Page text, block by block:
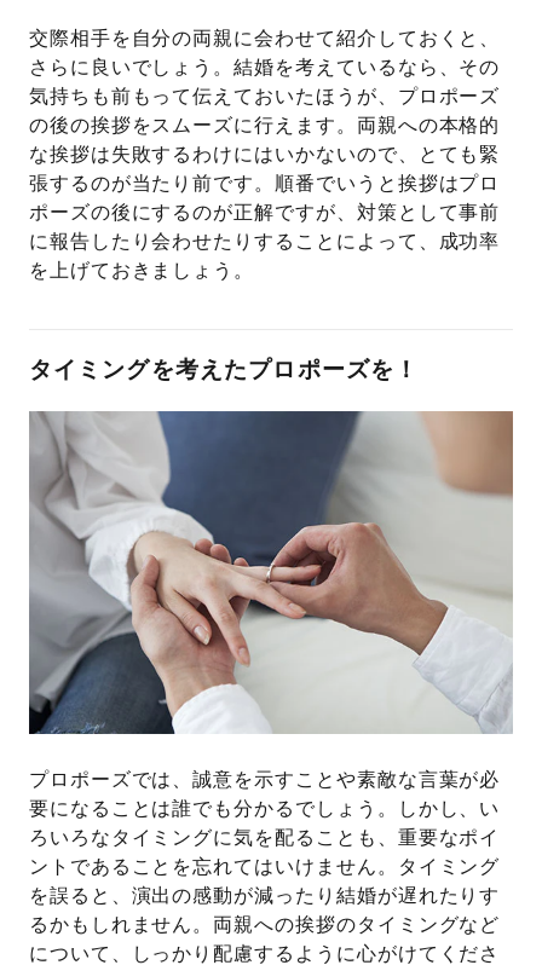
交際相手を自分の両親に会わせて紹介しておくと、
さらに良いでしょう。結婚を考えているなら、その
気持ちも前もって伝えておいたほうが、プロポーズ
の後の挨拶をスムーズに行えます。両親への本格的
な挨拶は失敗するわけにはいかないので、とても緊
張するのが当たり前です。順番でいうと挨拶はプロ
ポーズの後にするのが正解ですが、対策として事前
に報告したり会わせたりすることによって、成功率
を上げておきましょう。
タイミングを考えたプロポーズを！
プロポーズでは、誠意を示すことや素敵な言葉が必
要になることは誰でも分かるでしょう。しかし、い
ろいろなタイミングに気を配ることも、重要なポイ
ントであることを忘れてはいけません。タイミング
を誤ると、演出の感動が減ったり結婚が遅れたりす
るかもしれません。両親への挨拶のタイミングなど
について、しっかり配慮するように心がけてくださ